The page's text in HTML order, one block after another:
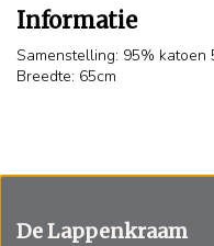
Informatie
Samenstelling: 95% katoen
Breedte: 65cm
De Lappenkraam